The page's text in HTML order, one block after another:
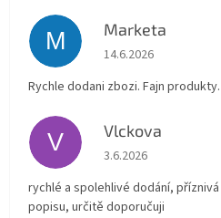
M Marketa
Hodnocení obchodu
14.6.2026
Rychle dodani zbozi. Fajn
V Vlckova
Hodnocení obchodu
3.6.2026
rychlé a spolehlivé dodání,
popisu, určitě doporučuji